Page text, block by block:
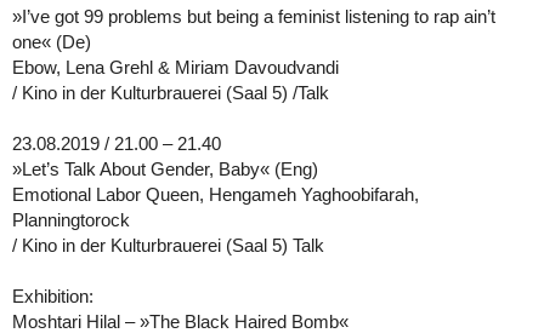
»I’ve got 99 problems but being a feminist listening to rap ain’t
one« (De)
Ebow, Lena Grehl & Miriam Davoudvandi
/ Kino in der Kulturbrauerei (Saal 5) /Talk
23.08.2019 / 21.00 – 21.40
»Let’s Talk About Gender, Baby« (Eng)
Emotional Labor Queen, Hengameh Yaghoobifarah,
Planningtorock
/ Kino in der Kulturbrauerei (Saal 5) Talk
Exhibition:
Moshtari Hilal – »The Black Haired Bomb«